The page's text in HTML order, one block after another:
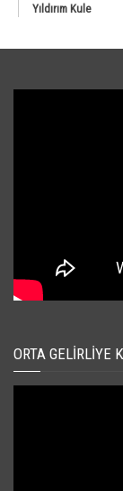
Yıldırım Kule
ORTA GELIRLIYE